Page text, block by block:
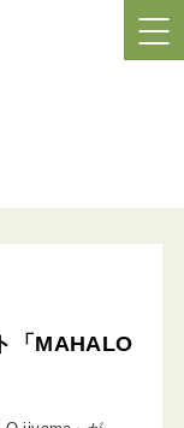
「MAHALO